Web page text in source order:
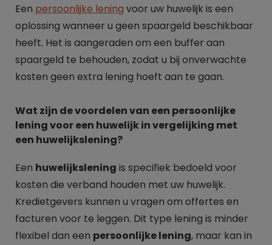
Een persoonlijke lening voor uw huwelijk is een
oplossing wanneer u geen spaargeld beschikbaar
heeft. Het is aangeraden om een buffer aan
spaargeld te behouden, zodat u bij onverwachte
kosten geen extra lening hoeft aan te gaan.
Wat zijn de voordelen van een persoonlijke
lening voor een huwelijk in vergelijking met
een huwelijkslening?
Een huwelijkslening is specifiek bedoeld voor
kosten die verband houden met uw huwelijk.
Kredietgevers kunnen u vragen om offertes en
facturen voor te leggen. Dit type lening is minder
flexibel dan een persoonlijke lening, maar kan in